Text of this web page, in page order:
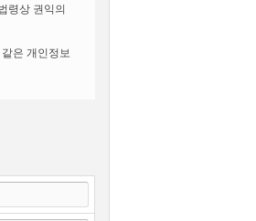
령상 권익의
은 개인정보